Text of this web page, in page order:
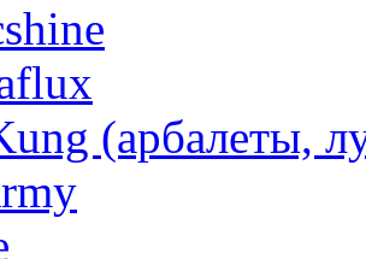
(арбалеты,